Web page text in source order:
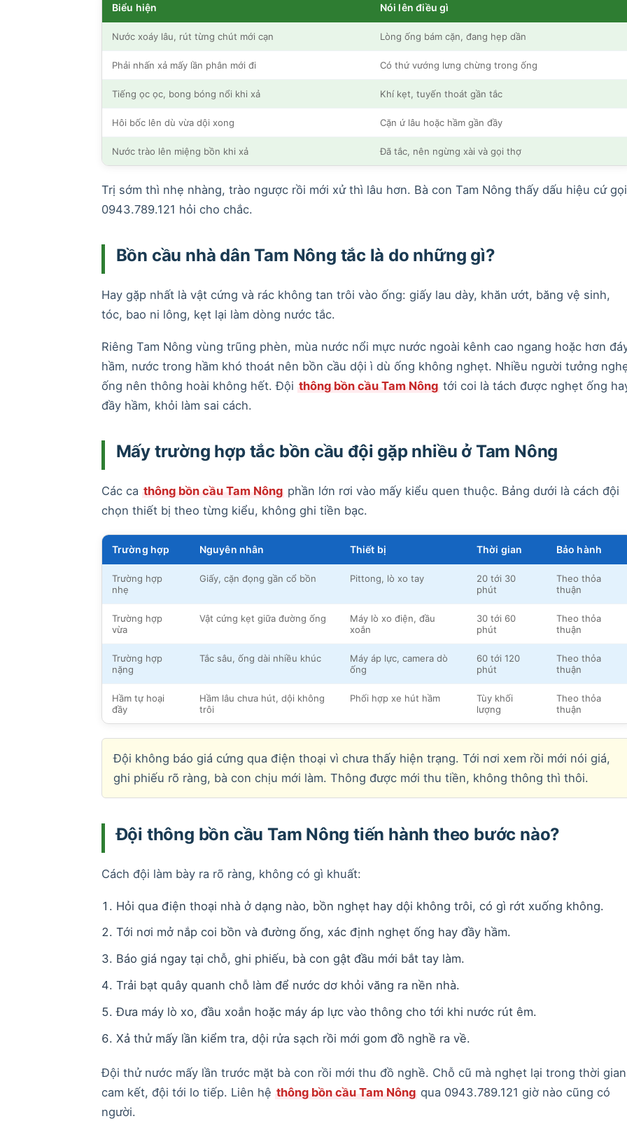
Biểu hiện Nói lên điều gì
Nước xoáy lâu, rút từng chút mới cạn Lòng ống bám cặn, đang hẹp dần
Phải nhấn xả mấy lần phân mới đi Có thứ vướng lưng chừng trong ống
Tiếng ọc ọc, bong bóng nổi khi xả Khí kẹt, tuyến thoát gần tắc
Hôi bốc lên dù vừa dội xong Cặn ứ lâu hoặc hầm gần đầy
Nước trào lên miệng bồn khi xả Đã tắc, nên ngừng xài và gọi thợ
Trị sớm thì nhẹ nhàng, trào ngược rồi mới xử thì lâu hơn. Bà con Tam Nông thấy dấu hiệu cứ gọi
0943.789.121 hỏi cho chắc.
Bồn cầu nhà dân Tam Nông tắc là do những gì?
Hay gặp nhất là vật cứng và rác không tan trôi vào ống: giấy lau dày, khăn ướt, băng vệ sinh,
tóc, bao ni lông, kẹt lại làm dòng nước tắc.
Riêng Tam Nông vùng trũng phèn, mùa nước nổi mực nước ngoài kênh cao ngang hoặc hơn
hầm, nước trong hầm khó thoát nên bồn cầu dội ì dù ống không nghẹt. Nhiều người tưởng
ống nên thông hoài không hết. Đội thông bồn cầu Tam Nông tới coi là tách được nghẹt ống
đầy hầm, khỏi làm sai cách.
Mấy trường hợp tắc bồn cầu đội gặp nhiều ở Tam Nông
Các ca thông bồn cầu Tam Nông phần lớn rơi vào mấy kiểu quen thuộc. Bảng dưới là cách đội
chọn thiết bị theo từng kiểu, không ghi tiền bạc.
Trường hợp Nguyên nhân Thiết bị Thời gian Bảo hành
Trường hợp
nhẹ
Giấy, cặn đọng gần cổ bồn Pittong, lò xo tay
20 tới 30
phút
Theo thỏa
thuận
Trường hợp
vừa
Vật cứng kẹt giữa đường ống
Máy lò xo điện, đầu
xoắn
30 tới 60
phút
Theo thỏa
thuận
Trường hợp
nặng
Tắc sâu, ống dài nhiều khúc
Máy áp lực, camera dò
ống
60 tới 120
phút
Theo thỏa
thuận
Hầm tự hoại
đầy
Hầm lâu chưa hút, dội không
trôi
Phối hợp xe hút hầm
Tùy khối
lượng
Theo thỏa
thuận
Đội không báo giá cứng qua điện thoại vì chưa thấy hiện trạng. Tới nơi xem rồi mới nói giá,
ghi phiếu rõ ràng, bà con chịu mới làm. Thông được mới thu tiền, không thông thì thôi.
Đội thông bồn cầu Tam Nông tiến hành theo bước nào?
Cách đội làm bày ra rõ ràng, không có gì khuất:
Hỏi qua điện thoại nhà ở dạng nào, bồn nghẹt hay dội không trôi, có gì rớt xuống không.
Tới nơi mở nắp coi bồn và đường ống, xác định nghẹt ống hay đầy hầm.
Báo giá ngay tại chỗ, ghi phiếu, bà con gật đầu mới bắt tay làm.
Trải bạt quây quanh chỗ làm để nước dơ khỏi văng ra nền nhà.
Đưa máy lò xo, đầu xoắn hoặc máy áp lực vào thông cho tới khi nước rút êm.
Xả thử mấy lần kiểm tra, dội rửa sạch rồi mới gom đồ nghề ra về.
Đội thử nước mấy lần trước mặt bà con rồi mới thu đồ nghề. Chỗ cũ mà nghẹt lại trong thời gian
cam kết, đội tới lo tiếp. Liên hệ thông bồn cầu Tam Nông qua 0943.789.121 giờ nào cũng có
người.